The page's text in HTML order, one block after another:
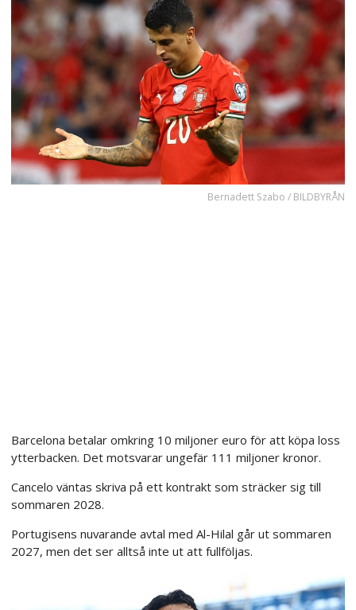
Bernadett Szabo / BILDBYRÅN
Barcelona betalar omkring 10 miljoner euro för att köpa loss
ytterbacken. Det motsvarar ungefär 111 miljoner kronor.
Cancelo väntas skriva på ett kontrakt som sträcker sig till
sommaren 2028.
Portugisens nuvarande avtal med Al-Hilal går ut sommaren
2027, men det ser alltså inte ut att fullföljas.